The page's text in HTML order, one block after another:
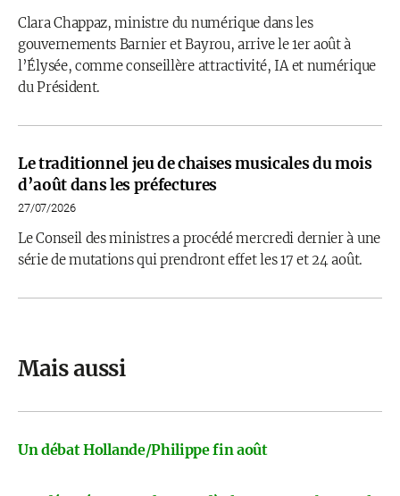
Clara Chappaz, ministre du numérique dans les
gouvernements Barnier et Bayrou, arrive le 1er août à
l’Élysée, comme conseillère attractivité, IA et numérique
du Président.
Le traditionnel jeu de chaises musicales du mois
d’août dans les préfectures
27/07/2026
Le Conseil des ministres a procédé mercredi dernier à une
série de mutations qui prendront effet les 17 et 24 août.
Mais aussi
Un débat Hollande/Philippe fin août